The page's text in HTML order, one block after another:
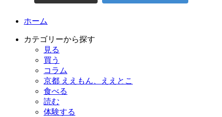
ホーム
カテゴリーから探す
見る
買う
コラム
京都 ええもん、ええとこ
食べる
読む
体験する